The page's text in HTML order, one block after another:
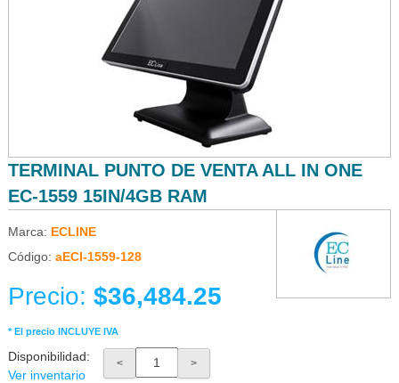
TERMINAL PUNTO DE VENTA ALL IN ONE
EC-1559 15IN/4GB RAM
Marca: ECLINE
Código: aECI-1559-128
Precio: $36,484.25
* El precio INCLUYE IVA
Disponibilidad:
Ver inventario
< >